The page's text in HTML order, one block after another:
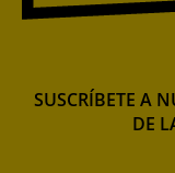
SUSCRÍBETE A
DE